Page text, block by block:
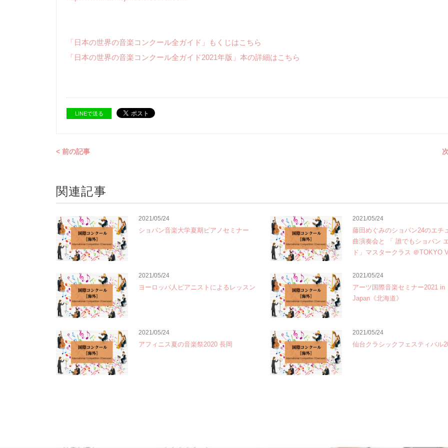
「日本の世界の音楽コンクール全ガイド」もくじはこちら
「日本の世界の音楽コンクール全ガイド2021年版」本の詳細はこちら
LINEで送る
< 前の記事
関連記事
2021/05/24
ショパン音楽大学夏期ピアノセミナー
2021/05/24
藤田めぐみのショパン24のエチ
曲演奏会と 「 誰でもショパン
ド」マスタークラス ＠TOKYO
2021/05/24
ヨーロッパ人ピアニストによるレッスン
2021/05/24
アーツ国際音楽セミナー2021 in
Japan《北海道》
2021/05/24
アフィニス夏の音楽祭2020 長岡
2021/05/24
仙台クラシックフェスティバル